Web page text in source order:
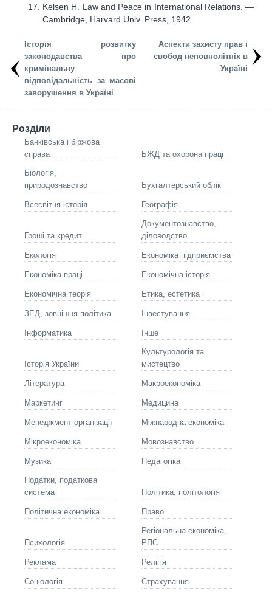
Kelsen H. Law and Peace in International Relations. —
Cambridge, Harvard Univ. Press, 1942.
Історія розвитку
законодавства про
кримінальну
відповідальність за масові
заворушення в Україні
Аспекти захисту прав і
свобод неповнолітніх в
Україні
Розділи
Банківська і біржова
справа
БЖД та охорона праці
Біологія,
природознавство
Бухгалтерський облік
Всесвітня історія Географія
Гроші та кредит
Документознавство,
діловодство
Екологія Економіка підприємства
Економіка праці Економічна історія
Економічна теорія Етика, естетика
ЗЕД, зовнішня політика Інвестування
Інформатика Інше
Історія України
Культурологія та
мистецтво
Літературa Макроекономіка
Маркетинг Медицина
Менеджмент організації Міжнародна економіка
Мікроекономіка Мовознавство
Музика Педагогіка
Податки, податкова
система
Політика, політологія
Політична економіка Право
Психологія
Регіональна економіка,
РПС
Реклама Релігія
Соціологія Страхування